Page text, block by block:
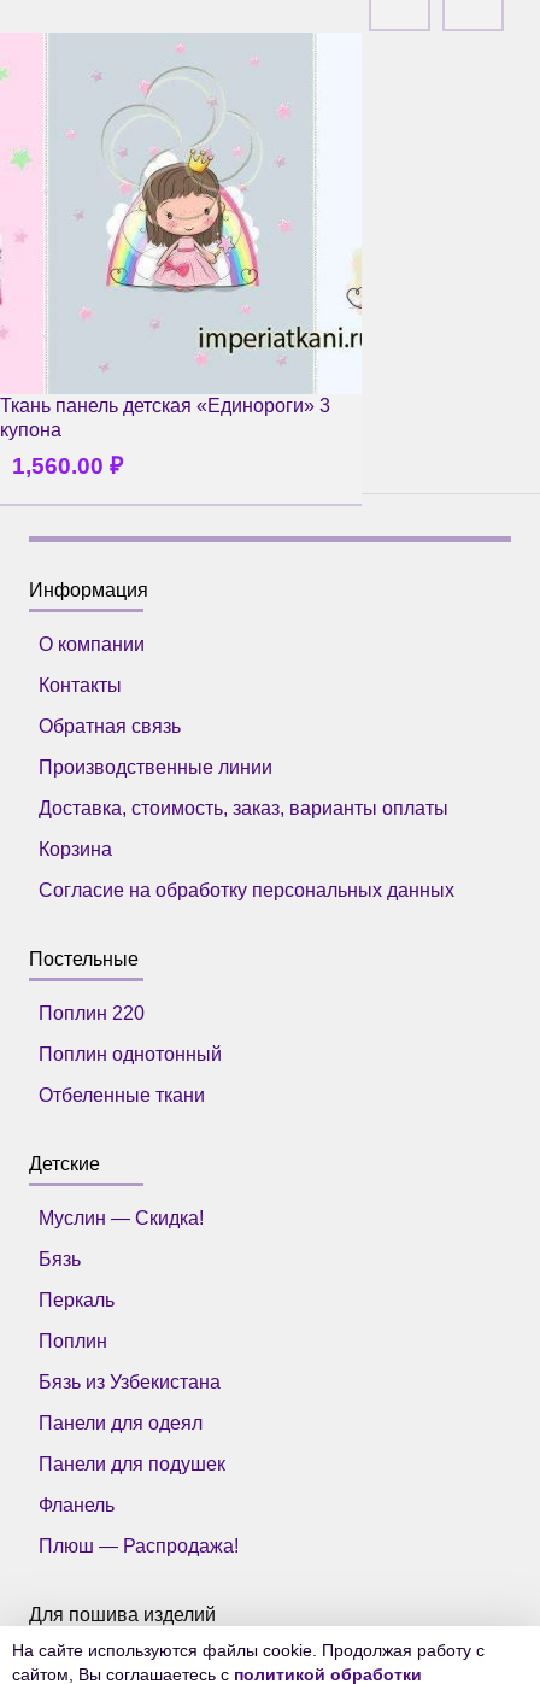
Ткань панель детская «Единороги» 3
купона
1,560.00 ₽
Информация
О компании
Контакты
Обратная связь
Производственные линии
Доставка, стоимость, заказ, варианты оплаты
Корзина
Согласие на обработку персональных данных
Постельные
Поплин 220
Поплин однотонный
Отбеленные ткани
Детские
Муслин — Скидка!
Бязь
Перкаль
Поплин
Бязь из Узбекистана
Панели для одеял
Панели для подушек
Фланель
Плюш — Распродажа!
Для пошива изделий
Все ткани Тейково
На сайте используются файлы cookie. Продолжая работу с
сайтом, Вы соглашаетесь с политикой обработки